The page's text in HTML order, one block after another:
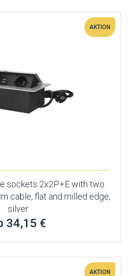
AKTION
sockets 2x2P+E with two
cable, flat and milled edge,
silver
34,15 €
AKTION